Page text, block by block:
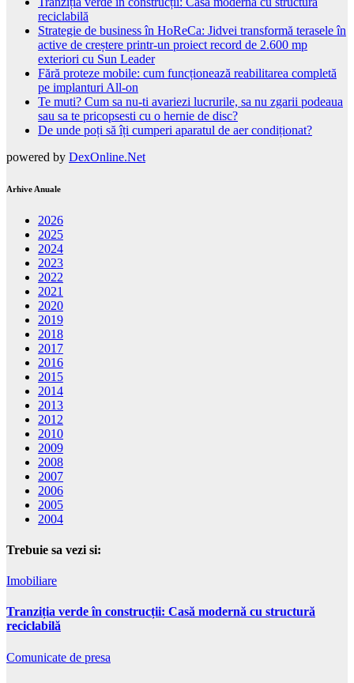
reciclabilă
Strategie de business în HoReCa: Jidvei transformă terasele în
active de creștere printr-un proiect record de 2.600 mp
exteriori cu Sun Leader
Fără proteze mobile: cum funcționează reabilitarea completă
pe implanturi All-on
Te muti? Cum sa nu-ti avariezi lucrurile, sa nu zgarii podeaua
sau sa te pricopsesti cu o hernie de disc?
De unde poți să îți cumperi aparatul de aer condiționat?
powered by DexOnline.Net
Arhive Anuale
2026
2025
2024
2023
2022
2021
2020
2019
2018
2017
2016
2015
2014
2013
2012
2010
2009
2008
2007
2006
2005
2004
Trebuie sa vezi si:
Imobiliare
Tranziția verde în construcții: Casă modernă cu structură
reciclabilă
Comunicate de presa